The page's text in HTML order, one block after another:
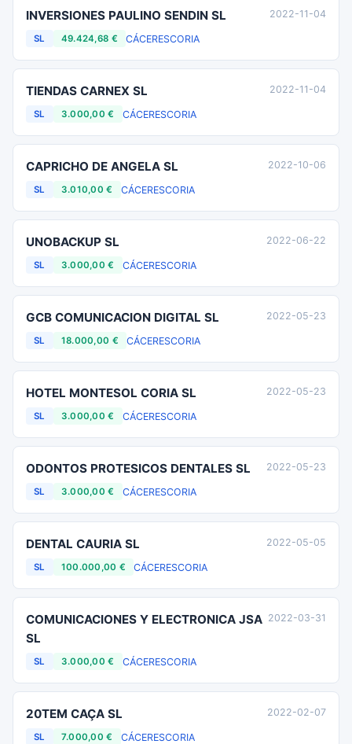
INVERSIONES PAULINO SENDIN SL
SL 49.424,68 € CÁCERESCORIA
2022-11-04
TIENDAS CARNEX SL
SL 3.000,00 € CÁCERESCORIA
2022-11-04
CAPRICHO DE ANGELA SL
SL 3.010,00 € CÁCERESCORIA
2022-10-06
UNOBACKUP SL
SL 3.000,00 € CÁCERESCORIA
2022-06-22
GCB COMUNICACION DIGITAL SL
SL 18.000,00 € CÁCERESCORIA
2022-05-23
HOTEL MONTESOL CORIA SL
SL 3.000,00 € CÁCERESCORIA
2022-05-23
ODONTOS PROTESICOS DENTALES SL
SL 3.000,00 € CÁCERESCORIA
2022-05-23
DENTAL CAURIA SL
SL 100.000,00 € CÁCERESCORIA
2022-05-05
COMUNICACIONES Y ELECTRONICA JSA
SL
SL 3.000,00 € CÁCERESCORIA
2022-03-31
20TEM CAÇA SL
SL 7.000,00 € CÁCERESCORIA
2022-02-07